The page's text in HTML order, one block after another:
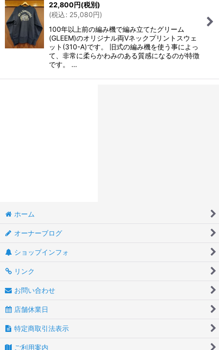
22,800円(税別)
(税込: 25,080円)
100年以上前の編み機で編み立てたグリーム
(GLEEM)のオリジナル両Vネックプリントスウェ
ット(310-A)です。 旧式の編み機を使う事によっ
て、非常に柔らかわみのある質感になるのが特徴
です。 …
ホーム
オーナーブログ
ショップインフォ
リンク
お問い合わせ
店舗休業日
特定商取引法表示
ご利用案内